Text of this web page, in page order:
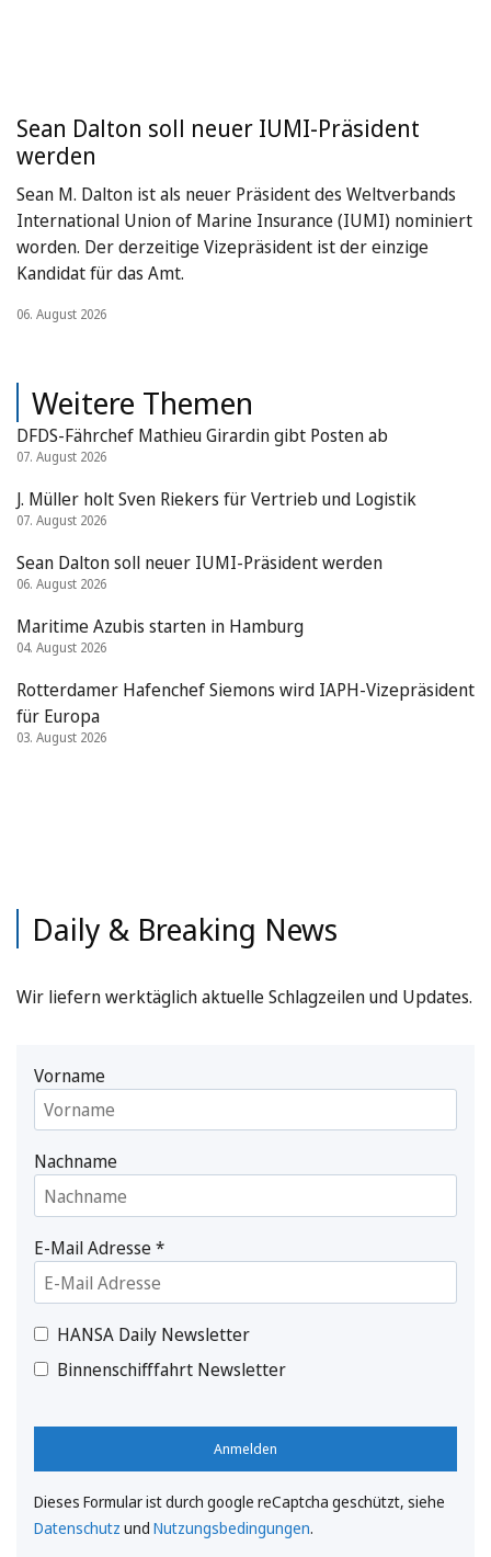
Sean Dalton soll neuer IUMI-Präsident
werden
Sean M. Dalton ist als neuer Präsident des Weltverbands
International Union of Marine Insurance (IUMI) nominiert
worden. Der derzeitige Vizepräsident ist der einzige
Kandidat für das Amt.
06. August 2026
Weitere Themen
DFDS-Fährchef Mathieu Girardin gibt Posten ab
07. August 2026
J. Müller holt Sven Riekers für Vertrieb und Logistik
07. August 2026
Sean Dalton soll neuer IUMI-Präsident werden
06. August 2026
Maritime Azubis starten in Hamburg
04. August 2026
Rotterdamer Hafenchef Siemons wird IAPH-Vizepräsident
für Europa
03. August 2026
Daily & Breaking News
Wir liefern werktäglich aktuelle Schlagzeilen und Updates.
Vorname
Nachname
E-Mail Adresse*
HANSA Daily Newsletter
Binnenschifffahrt Newsletter
Anmelden
Dieses Formular ist durch google reCaptcha geschützt, siehe
Datenschutz und Nutzungsbedingungen.